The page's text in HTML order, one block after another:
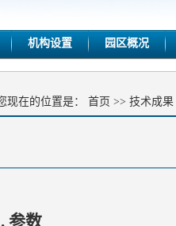
机构设置 园区概况
现在的位置是： 首页 >> 技术成果
参数